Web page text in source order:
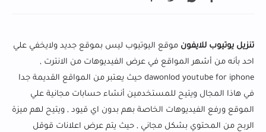
تنزيل يوتيوب للايفون موقع اليوتيوب ليس بموقع جديد ولايخفي علي
احد بأنه من أشهر المواقع في عرض الفيديوهات من الانترت ,
dawonlod youtube for iphone حيث يعتبر من المواقع القديمة جدا
في هاذا المجال ويتيح للمستخدمين أنشاء حسابات مجانية علي
الموقع ورفع الفيديوهات الخاصة بهم بدون اي قيود , ويتيح لهم ميزة
الربح من المحتوي بشكل مجاني , حيث يتم عرض اعلانات قوقل